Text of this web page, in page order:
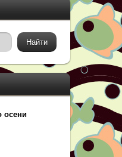
осени